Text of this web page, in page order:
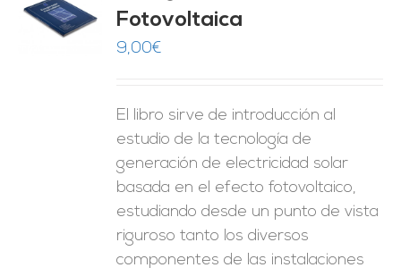
Fotovoltaica
9,00€
El libro sirve de introducción al
estudio de la tecnología de
generación de electricidad solar
basada en el efecto fotovoltaico,
estudiando desde un punto de vista
riguroso tanto los diversos
componentes de las instalaciones